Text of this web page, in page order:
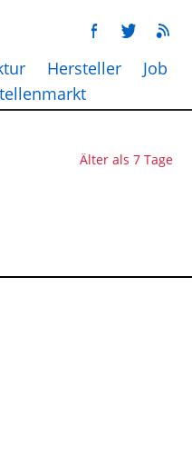
Hersteller
Job
Älter als 7 Tage